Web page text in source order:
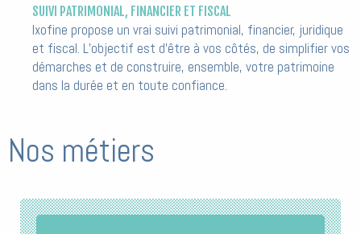
SUIVI PATRIMONIAL, FINANCIER ET FISCAL
Ixofine propose un vrai suivi patrimonial, financier, juridique
et fiscal. L’objectif est d’être à vos côtés, de simplifier vos
démarches et de construire, ensemble, votre patrimoine
dans la durée et en toute confiance.
Nos métiers